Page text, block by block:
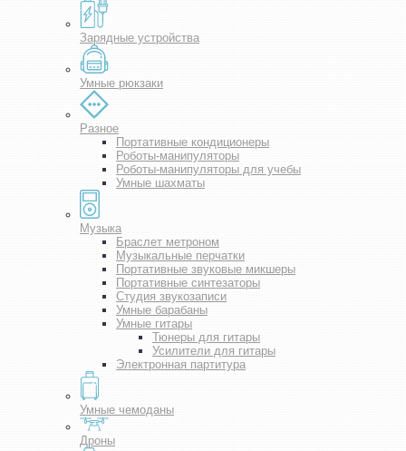
Зарядные устройства
Умные рюкзаки
Разное
Портативные кондиционеры
Роботы-манипуляторы
Роботы-манипуляторы для учебы
Умные шахматы
Музыка
Браслет метроном
Музыкальные перчатки
Портативные звуковые микшеры
Портативные синтезаторы
Студия звукозаписи
Умные барабаны
Умные гитары
Тюнеры для гитары
Усилители для гитары
Электронная партитура
Умные чемоданы
Дроны